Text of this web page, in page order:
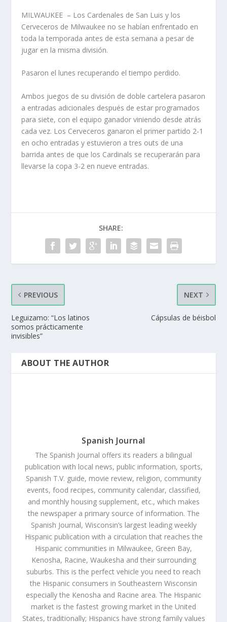
MILWAUKEE – Los Cardenales de San Luis y los
Cerveceros de Milwaukee no se habían enfrentado en
toda la temporada antes de esta semana a pesar de
jugar en la misma división.
Pasaron el lunes recuperando el tiempo perdido.
Ambos juegos de su división de doble cartelera pasaron
a entradas adicionales después de estar programados
para siete, con el equipo ganador viniendo desde atrás
cada vez. Los Cerveceros ganaron el primer partido 2-1
en ocho entradas y estuvieron a tres outs de una
barrida antes de que los Cardinals se recuperarán para
llevarse la copa 3-2 en nueve entradas.
SHARE:
PREVIOUS
Leguizamo: “Los latinos
somos prácticamente
invisibles”
NEXT
Cápsulas de béisbol
ABOUT THE AUTHOR
Spanish Journal
The Spanish Journal offers its readers a bilingual
publication with local news, public information, sports,
Spanish T.V. guide, movie review, religion, community
events, food recipes, community calendar, classified,
and monthly housing supplement, etc., which makes
the newspaper a primary source of information. The
Spanish Journal, Wisconsin’s largest leading weekly
Hispanic publication with a circulation that reaches the
Hispanic communities in Milwaukee, Green Bay,
Kenosha, Racine, Waukesha and their surrounding
suburbs. This is the perfect vehicle you need to reach
the Hispanic consumers in Southeastern Wisconsin
especially the Kenosha and Racine area. The Hispanic
market is the fastest growing market in the United
States, traditionally; Hispanics have strong family values